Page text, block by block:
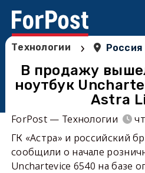
Технологии › Россия
В продажу
ноутбук
Astra
ForPost — Технологии
ГК «Астра» и российский
сообщили о начале
Unchartevice 6540 на базе